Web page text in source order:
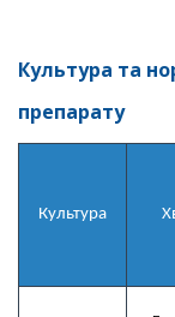
Культура та
препарату
Культура